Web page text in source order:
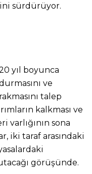
sürdürüyor.
yıl boyunca
ve
talep
kalkması ve
varlığının sona
iki taraf arasındaki
görüşünde.